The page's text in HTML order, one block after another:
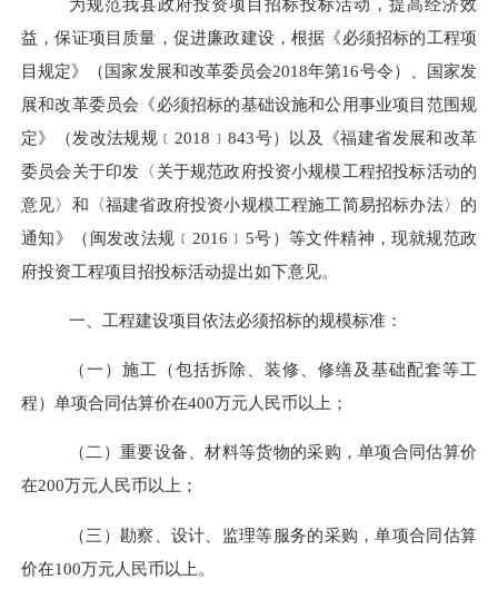
益，保证项目质量，促进廉政建设，根据《必须招标的工程项
目规定》（国家发展和改革委员会2018年第16号令）、国家发
展和改革委员会《必须招标的基础设施和公用事业项目范围规
定》（发改法规规 ﹝ 2018 ﹞843号）以及《福建省发展和改革
委员会关于印发〈关于规范政府投资小规模工程招投标活动的
意见〉和〈福建省政府投资小规模工程施工简易招标办法〉的
通知》（闽发改法规 ﹝ 2016 ﹞ 5号）等文件精神，现就规范政
府投资工程项目招投标活动提出如下意见。
一、工程建设项目依法必须招标的规模标准：
（一）施工（包括拆除、装修、修缮及基础配套等工
程）单项合同估算价在400万元人民币以上；
（二）重要设备、材料等货物的采购，单项合同估算价
在200万元人民币以上；
（三）勘察、设计、监理等服务的采购，单项合同估算
价在100万元人民币以上。